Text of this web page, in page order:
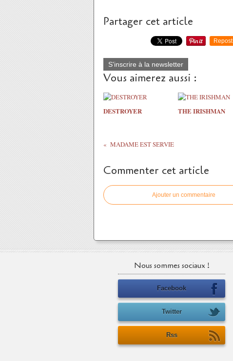
Partager cet article
Repost
S'inscrire à la newsletter
Vous aimerez aussi :
DESTROYER THE IRISHMAN
MADAME EST SERVIE
Commenter cet article
Ajouter un commentaire
Nous sommes sociaux !
Facebook
Twitter
Rss